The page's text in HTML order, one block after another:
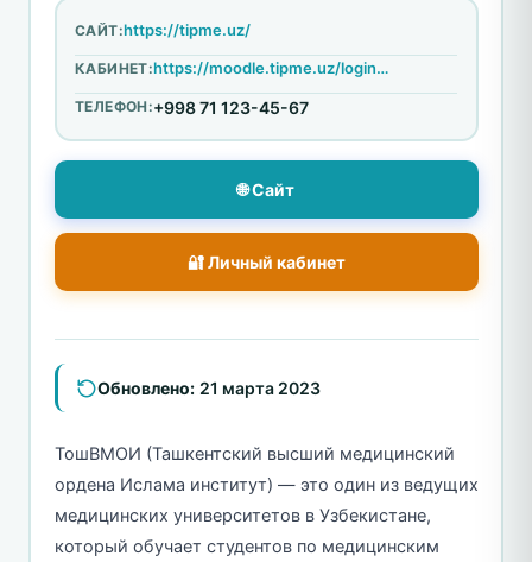
САЙТ:https://tipme.uz/
КАБИНЕТ: https://moodle.tipme.uz/login/index.php
ТЕЛЕФОН:+998 71 123-45-67
🌐 Сайт
🔐 Личный кабинет
Обновлено: 21 марта 2023
ТошВМОИ (Ташкентский высший медицинский
ордена Ислама институт) — это один из ведущих
медицинских университетов в Узбекистане,
который обучает студентов по медицинским